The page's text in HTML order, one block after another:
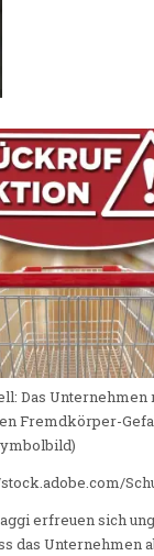
Das Unternehmen
Fremdkörper-
erfreuen sich
das Unternehmen